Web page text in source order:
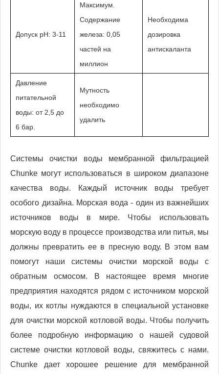
Допуск pH: 3-11
Максимум.
Содержание
железа: 0,05
частей на
миллион
Необходима
дозировка
антискаланта
Давление
питательной
воды: от 2,5 до
6 бар.
Мутность
необходимо
удалить
Системы очистки воды мембранной фильтрацией
Chunke могут использоваться в широком диапазоне
качества воды. Каждый источник воды требует
особого дизайна. Морская вода - один из важнейших
источников воды в мире. Чтобы использовать
морскую воду в процессе производства или питья, мы
должны превратить ее в пресную воду. В этом вам
помогут наши системы очистки морской воды с
обратным осмосом. В настоящее время многие
предприятия находятся рядом с источником морской
воды, их котлы нуждаются в специальной установке
для очистки морской котловой воды. Чтобы получить
более подробную информацию о нашей судовой
системе очистки котловой воды, свяжитесь с нами.
Chunke дает хорошее решение для мембранной